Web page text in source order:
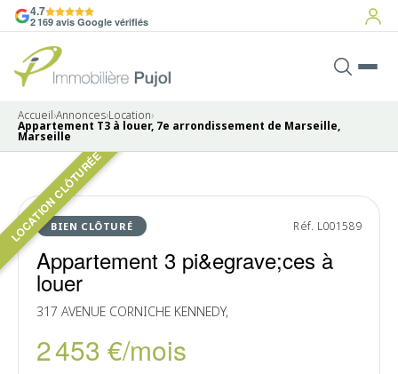
4.7
2 169 avis Google vérifiés
Accueil›Annonces›Location›
Appartement T3 à louer, 7e arrondissement de Marseille,
Marseille
LOCATION CLÔTURÉE
BIEN CLÔTURÉ Réf. L001589
Appartement 3 pi&egrave;ces à
louer
317 AVENUE CORNICHE KENNEDY,
2 453 €/mois
Pas de photo disponible
LOUÉ